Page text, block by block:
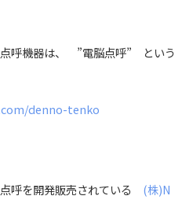
点呼機器は、 ”電脳点呼” という
denno-tenko
呼を開発販売されている (株)N